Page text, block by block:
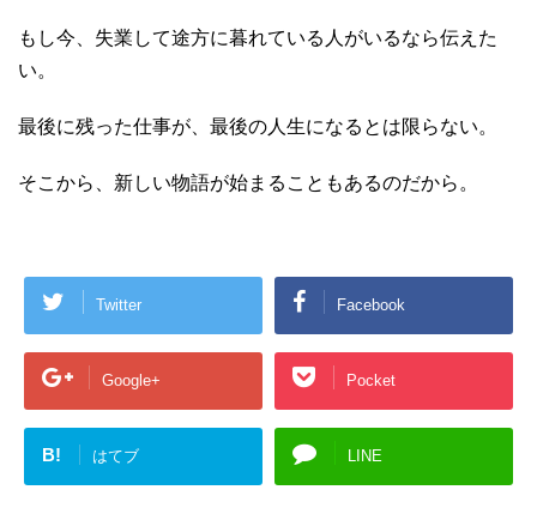
もし今、失業して途方に暮れている人がいるなら伝えた
い。
最後に残った仕事が、最後の人生になるとは限らない。
そこから、新しい物語が始まることもあるのだから。
Twitter Facebook
Google+ Pocket
B! はてブ LINE